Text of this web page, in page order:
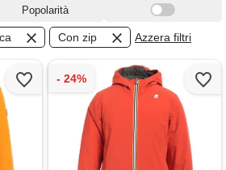
Popolarità
Con zip Azzera filtri